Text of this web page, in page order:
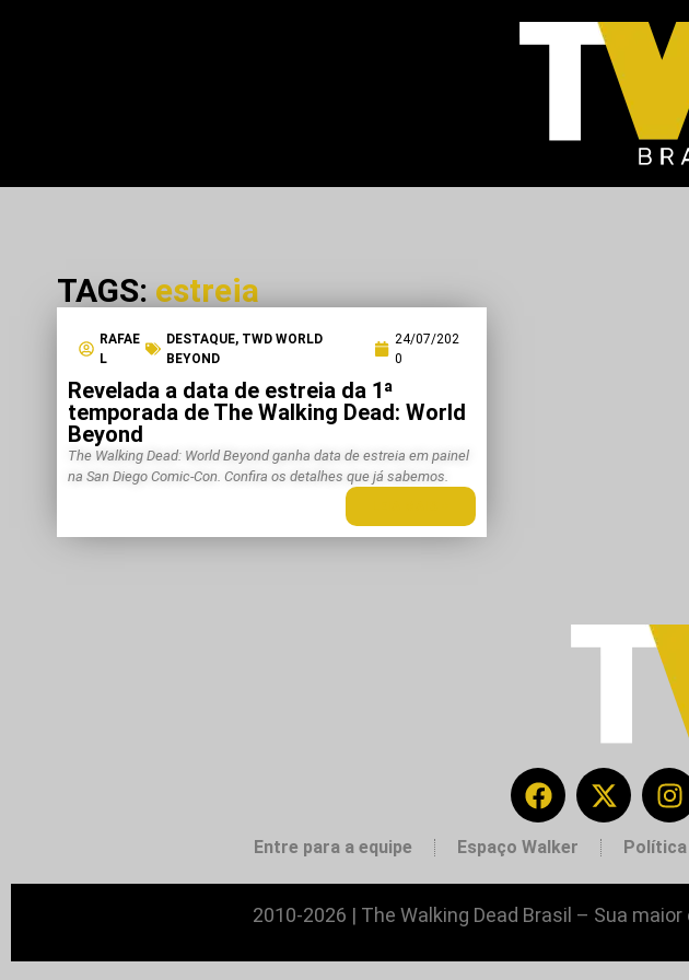
TAGS: estreia
RAFAE
L
DESTAQUE, TWD WORLD
BEYOND
24/07/202
0
Revelada a data de estreia da 1ª
temporada de The Walking Dead: World
Beyond
The Walking Dead: World Beyond ganha data de estreia em painel
na San Diego Comic-Con. Confira os detalhes que já sabemos.
Entre para a equipe Espaço Walker Política
2010-2026 | The Walking Dead Brasil – Sua